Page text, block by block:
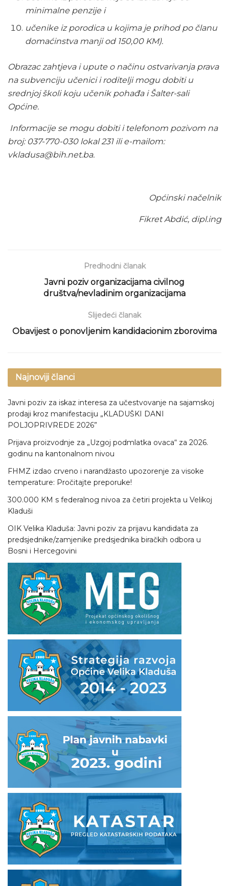
minimalne penzije i
učenike iz porodica u kojima je prihod po članu
domaćinstva manji od 150,00 KM).
Obrazac zahtjeva i upute o načinu ostvarivanja prava
na subvenciju učenici i roditelji mogu dobiti u
srednjoj školi koju učenik pohađa i Šalter-sali
Općine.
Informacije se mogu dobiti i telefonom pozivom na
broj: 037-770-030 lokal 231 ili e-mailom:
vkladusa@bih.net.ba.
Općinski načelnik
Fikret Abdić, dipl.ing
Predhodni članak
Javni poziv organizacijama civilnog
društva/nevladinim organizacijama
Slijedeći članak
Obavijest o ponovljenim kandidacionim zborovima
Najnoviji članci
Javni poziv za iskaz interesa za učestvovanje na sajamskoj
prodaji kroz manifestaciju „KLADUŠKI DANI
POLJOPRIVREDE 2026”
Prijava proizvodnje za „Uzgoj podmlatka ovaca“ za 2026.
godinu na kantonalnom nivou
FHMZ izdao crveno i narandžasto upozorenje za visoke
temperature: Pročitajte preporuke!
300.000 KM s federalnog nivoa za četiri projekta u Velikoj
Kladuši
OIK Velika Kladuša: Javni poziv za prijavu kandidata za
predsjednike/zamjenike predsjednika biračkih odbora u
Bosni i Hercegovini